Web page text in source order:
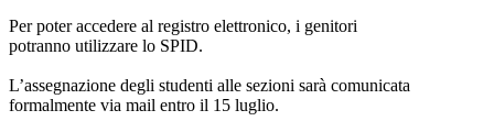
Per poter accedere al registro elettronico, i genitori
potranno utilizzare lo SPID.
L’assegnazione degli studenti alle sezioni sarà comunicata
formalmente via mail entro il 15 luglio.